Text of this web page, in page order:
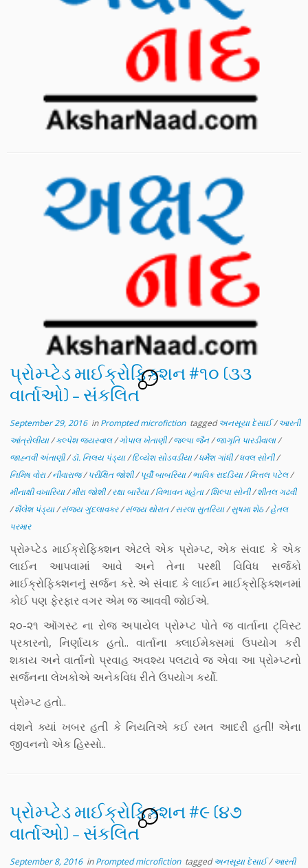
પ્રોમ્પ્ટેડ માઈક્રોફિક્શન #૧૦ (૩૩
વાર્તાઓ) – સંકલિત
7
September 29, 2016inPrompted microfiction taggedઅનસૂયા દેસાઈ/આરતી
આંત્રોલીયા/કલ્પેશ જયસ્વાલ/ગોપાલ ખેતાણી/જલ્પા જૈન/જાગૃતિ પારડીવાલા/
જાહ્નવી અંતાણી/ડૉ. નિલય પંડ્યા/દિવ્યેશ સોડવડીયા/ધર્મેશ ગાંધી/ધવલ સોની/
નિમિષ વોરા/નીવારાજ/પરીક્ષિત જોશી/પૂર્વી બાબરિયા/ભાવિક રાદડિયા/મિત્તલ પટેલ/
મીનાક્ષી વખારિયા/મીરા જોશી/રક્ષા બારૈયા/વિભાવન મહેતા/શિલ્પા સોની/શીતલ ગઢવી
/શૈલેશ પંડ્યા/સંજય ગુંદલાવકર/સંજય થોરાત/સરલા સુતરિયા/સુષમા શેઠ/હેતલ
પરમાર
પ્રોમ્પ્ટેડ માઈક્રોફિક્શન એટલે એક પ્રોમ્પ્ટ, એક સંવાદ કે એક
લાઈન આપવામાં આવે અને તેના પરથી વિવિધ સર્જકો
માઈક્રોફિક્શનનુંં સર્જન કરે. એ સંવાદ કે લાઈન માઈક્રોફિક્શનમાં
કોઈ પણ ફેરફાર વગર એમ જ આવવી જોઈએ.
૨૦-૨૧ ઑગસ્ટ ના રોજ અપાયેલ પ્રોમ્પ્ટ પોતે જ વાર્તાના ટ્વિસ્ટ
પ્રકારનો, નિર્ણાયક હતો.. વાર્તાના ક્લાઈમેક્સમાં ઉપયોગ કરી
શકાય અને વાર્તાનો પ્રવાહ અવશ્ય પલટાવે જ એવા આ પ્રોમ્પ્ટનો
સર્જનના લેખકોએ અનેકવિધ રીતે ઉપયોગ કર્યો.
પ્રોમ્પ્ટ હતો..
વંશને ક્યાં ખબર હતી કે નિયતિએ કઈ રમત આદરી હતી! એના
જીવનનો એક હિસ્સો..
પ્રોમ્પ્ટેડ માઈક્રોફિક્શન #૯ (૪૭
વાર્તાઓ) – સંકલિત
6
September 8, 2016inPrompted microfiction taggedઅનસૂયા દેસાઈ/આરતી